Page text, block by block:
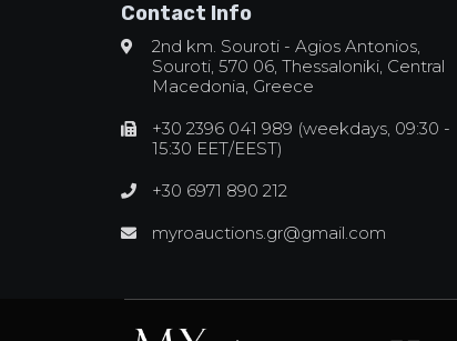
Contact Info
2nd km. Souroti - Agios Antonios,
Souroti, 570 06, Thessaloniki, Central
Macedonia, Greece
+30 2396 041 989 (weekdays, 09:30 -
15:30 EET/EEST)
+30 6971 890 212
myroauctions.gr@gmail.com